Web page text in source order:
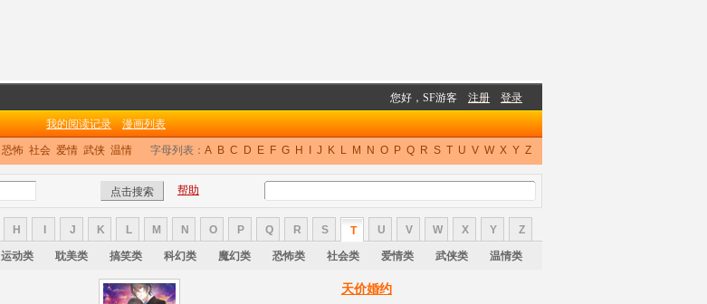
我的阅读记录 漫画列表
恐怖 社会 爱情 武侠 温情 字母列表： A B C D E F G H J K L M N O P Q R S T U V W X Y Z
帮助
H J K L M N O P Q R S T U V W X Y Z
运动类 耽美类 搞笑类 科幻类 魔幻类 恐怖类 社会类 爱情类 武侠类 温情类
天价婚约